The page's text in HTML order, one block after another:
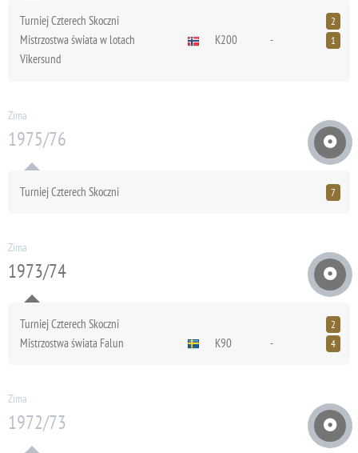
Turniej Czterech Skoczni 2
Mistrzostwa świata w lotach
Vikersund
K200 - 1
Zima
1975/76
Turniej Czterech Skoczni 7
Zima
1973/74
Turniej Czterech Skoczni 2
Mistrzostwa świata Falun K90 - 4
Zima
1972/73